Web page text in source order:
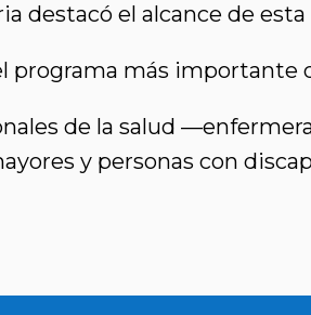
destacó el alcance de
programa más importante
de la salud
y personas con